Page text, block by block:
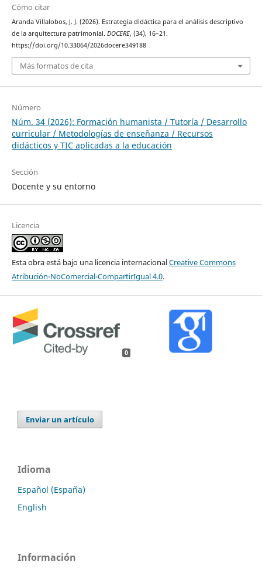
Cómo citar
Aranda Villalobos, J. J. (2026). Estrategia didáctica para el análisis descriptivo
de la arquitectura patrimonial. DOCERE, (34), 16–21.
https://doi.org/10.33064/2026docere349188
Más formatos de cita
Número
Núm. 34 (2026): Formación humanista / Tutoría / Desarrollo
curricular / Metodologías de enseñanza / Recursos
didácticos y TIC aplicadas a la educación
Sección
Docente y su entorno
Licencia
Esta obra está bajo una licencia internacionalCreative Commons
Atribución-NoComercial-CompartirIgual 4.0.
0
Enviar un artículo
Idioma
Español (España)
English
Información